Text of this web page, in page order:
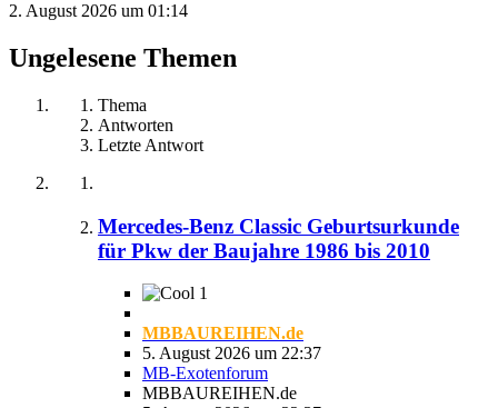
2. August 2026 um 01:14
Ungelesene Themen
Thema
Antworten
Letzte Antwort
Mercedes-Benz Classic Geburtsurkunde
für Pkw der Baujahre 1986 bis 2010
1
MBBAUREIHEN.de
5. August 2026 um 22:37
MB-Exotenforum
MBBAUREIHEN.de